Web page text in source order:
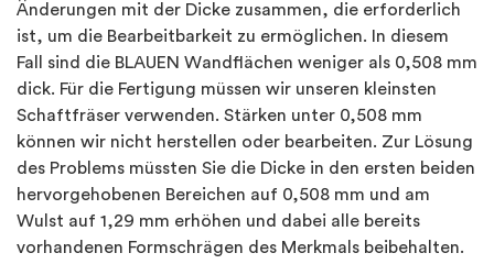
Änderungen mit der Dicke zusammen, die erforderlich
ist, um die Bearbeitbarkeit zu ermöglichen. In diesem
Fall sind die BLAUEN Wandflächen weniger als 0,508 mm
dick. Für die Fertigung müssen wir unseren kleinsten
Schaftfräser verwenden. Stärken unter 0,508 mm
können wir nicht herstellen oder bearbeiten. Zur Lösung
des Problems müssten Sie die Dicke in den ersten beiden
hervorgehobenen Bereichen auf 0,508 mm und am
Wulst auf 1,29 mm erhöhen und dabei alle bereits
vorhandenen Formschrägen des Merkmals beibehalten.